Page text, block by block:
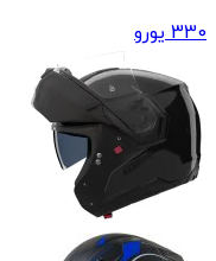
330 یورو